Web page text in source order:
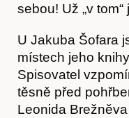
sebou! Už „v tom“
U Jakuba Šofara
místech jeho knihy
Spisovatel
těsně před
Leonida